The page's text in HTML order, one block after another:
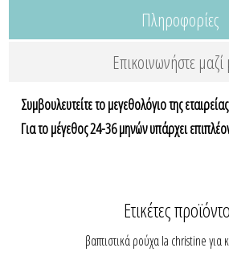
Πληροφορίες
Επικοινωνήστε
Συμβουλευτείτε το μεγεθολόγιο της
Για το μέγεθος 24-36 μηνών υπάρχει
Ετικέτες
βαπτιστικά ρούχα la christine για